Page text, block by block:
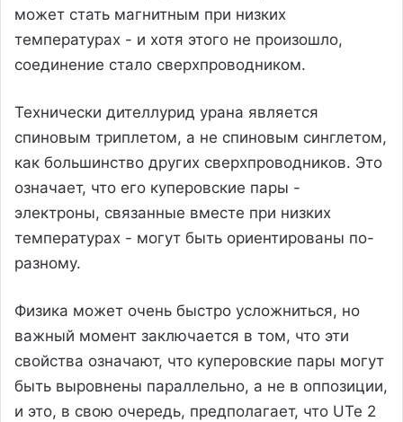
может стать магнитным при низких
температурах - и хотя этого не произошло,
соединение стало сверхпроводником.
Технически дителлурид урана является
спиновым триплетом, а не спиновым синглетом,
как большинство других сверхпроводников. Это
означает, что его куперовские пары -
электроны, связанные вместе при низких
температурах - могут быть ориентированы по-
разному.
Физика может очень быстро усложниться, но
важный момент заключается в том, что эти
свойства означают, что куперовские пары могут
быть выровнены параллельно, а не в оппозиции,
и это, в свою очередь, предполагает, что UTe 2